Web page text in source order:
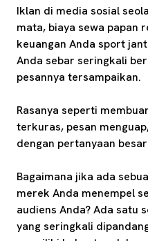
Iklan di media sosial
mata, biaya sewa papan
keuangan Anda sport
Anda sebar seringkali
pesannya tersampaikan.
Rasanya seperti
terkuras, pesan
dengan pertanyaan
Bagaimana jika ada
merek Anda menempel
audiens Anda? Ada satu
yang seringkali